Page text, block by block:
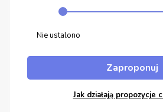
Nie ustalono
Zaproponuj
Jak działają propozycje